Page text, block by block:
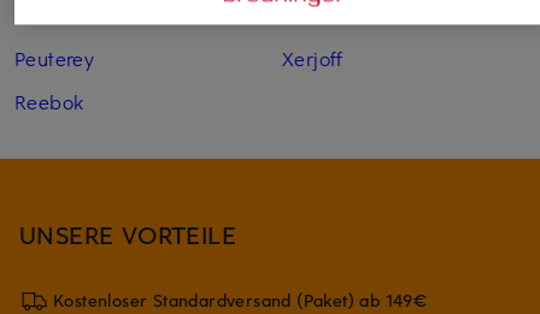
Peuterey
Reebok
Vaude
Xerjoff
UNSERE VORTEILE
Kostenloser Standardversand (Paket) ab 149€